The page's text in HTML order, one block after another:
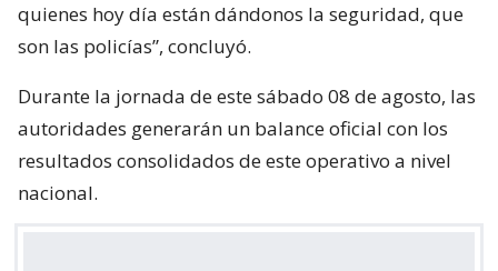
quienes hoy día están dándonos la seguridad, que
son las policías”, concluyó.
Durante la jornada de este sábado 08 de agosto, las
autoridades generarán un balance oficial con los
resultados consolidados de este operativo a nivel
nacional.